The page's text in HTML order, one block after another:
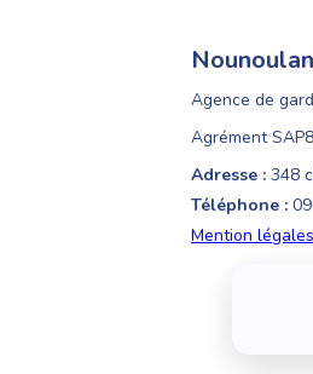
Agence de
Agrément
Adresse : 348
Téléphone :
Mention